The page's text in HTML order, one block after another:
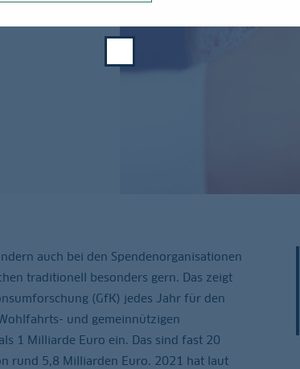
auch bei den Spendenorganisationen
traditionell besonders gern. Das zeigt
(GfK) jedes Jahr für den
und gemeinnützigen
1 Milliarde Euro ein. Das sind fast 20
rund 5,8 Milliarden Euro. 2021 hat laut